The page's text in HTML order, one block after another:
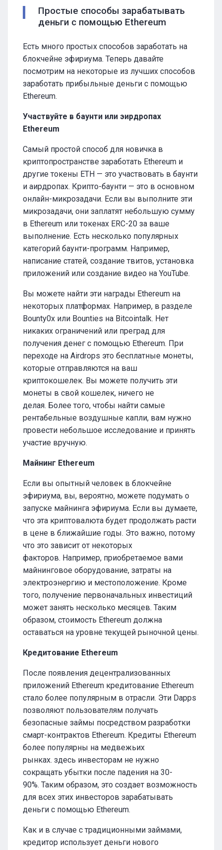
Простые способы зарабатывать
деньги с помощью Ethereum
Есть много простых способов заработать на
блокчейне эфириума. Теперь давайте
посмотрим на некоторые из лучших способов
заработать прибыльные деньги с помощью
Ethereum.
Участвуйте в баунти или эирдропах
Ethereum
Самый простой способ для новичка в
криптопространстве заработать Ethereum и
другие токены ETH — это участвовать в баунти
и аирдропах. Крипто-баунти — это в основном
онлайн-микрозадачи. Если вы выполните эти
микрозадачи, они заплатят небольшую сумму
в Ethereum или токенах ERC-20 за ваше
выполнение. Есть несколько популярных
категорий баунти-программ. Например,
написание статей, создание твитов, установка
приложений или создание видео на YouTube.
Вы можете найти эти награды Ethereum на
некоторых платформах. Например, в разделе
Bounty0x или Bounties на Bitcointalk. Нет
никаких ограничений или преград для
получения денег с помощью Ethereum. При
переходе на Airdrops это бесплатные монеты,
которые отправляются на ваш
криптокошелек. Вы можете получить эти
монеты в свой кошелек, ничего не
делая. Более того, чтобы найти самые
рентабельные воздушные капли, вам нужно
провести небольшое исследование и принять
участие вручную.
Майнинг Ethereum
Если вы опытный человек в блокчейне
эфириума, вы, вероятно, можете подумать о
запуске майнинга эфириума. Если вы думаете,
что эта криптовалюта будет продолжать расти
в цене в ближайшие годы. Это важно, потому
что это зависит от некоторых
факторов. Например, приобретаемое вами
майнинговое оборудование, затраты на
электроэнергию и местоположение. Кроме
того, получение первоначальных инвестиций
может занять несколько месяцев. Таким
образом, стоимость Ethereum должна
оставаться на уровне текущей рыночной цены.
Кредитование Ethereum
После появления децентрализованных
приложений Ethereum кредитование Ethereum
стало более популярным в отрасли. Эти Dapps
позволяют пользователям получать
безопасные займы посредством разработки
смарт-контрактов Ethereum. Кредиты Ethereum
более популярны на медвежьих
рынках. здесь инвесторам не нужно
сокращать убытки после падения на 30-
90%. Таким образом, это создает возможность
для всех этих инвесторов зарабатывать
деньги с помощью Ethereum.
Как и в случае с традиционными займами,
кредитор использует деньги нового